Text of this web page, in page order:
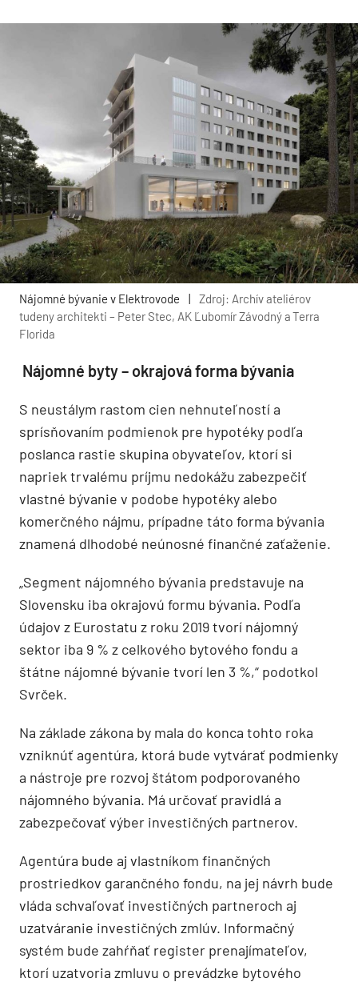
Nájomné bývanie v Elektrovode |
Zdroj: Archív ateliérov
tudeny architekti – Peter Stec, AK Ľubomír Závodný a Terra
Florida
Nájomné byty – okrajová forma bývania
S neustálym rastom cien nehnuteľností a
sprísňovaním podmienok pre hypotéky podľa
poslanca rastie skupina obyvateľov, ktorí si
napriek trvalému príjmu nedokážu zabezpečiť
vlastné bývanie v podobe hypotéky alebo
komerčného nájmu, prípadne táto forma bývania
znamená dlhodobé neúnosné finančné zaťaženie.
„Segment nájomného bývania predstavuje na
Slovensku iba okrajovú formu bývania. Podľa
údajov z Eurostatu z roku 2019 tvorí nájomný
sektor iba 9 % z celkového bytového fondu a
štátne nájomné bývanie tvorí len 3 %,“ podotkol
Svrček.
Na základe zákona by mala do konca tohto roka
vzniknúť agentúra, ktorá bude vytvárať podmienky
a nástroje pre rozvoj štátom podporovaného
nájomného bývania. Má určovať pravidlá a
zabezpečovať výber investičných partnerov.
Agentúra bude aj vlastníkom finančných
prostriedkov garančného fondu, na jej návrh bude
vláda schvaľovať investičných partneroch aj
uzatváranie investičných zmlúv. Informačný
systém bude zahŕňať register prenajímateľov,
ktorí uzatvoria zmluvu o prevádzke bytového